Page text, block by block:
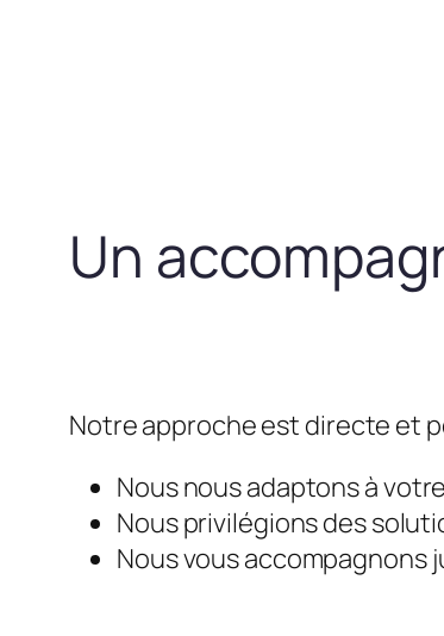
Un
Notre approche est directe et
Nous nous adaptons à
Nous privilégions des
Nous vous accompagnons